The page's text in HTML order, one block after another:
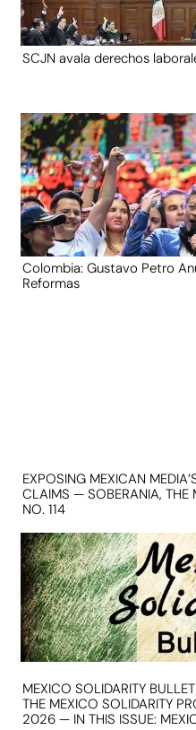
SCJN avala derechos
Colombia: Gustavo Petro
Reformas
EXPOSING MEXICAN
CLAIMS — SOBERANIA,
NO. 114
MEXICO SOLIDARITY
THE MEXICO SOLIDARITY
2026 — IN THIS ISSUE: